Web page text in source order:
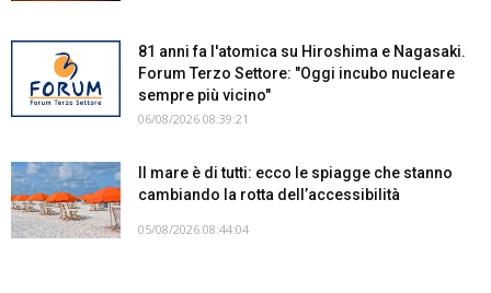
81 anni fa l'atomica su Hiroshima e Nagasaki.
Forum Terzo Settore: "Oggi incubo nucleare
sempre più vicino"
06/08/2026 08:39:21
Il mare è di tutti: ecco le spiagge che stanno
cambiando la rotta dell’accessibilità
05/08/2026 08:44:04